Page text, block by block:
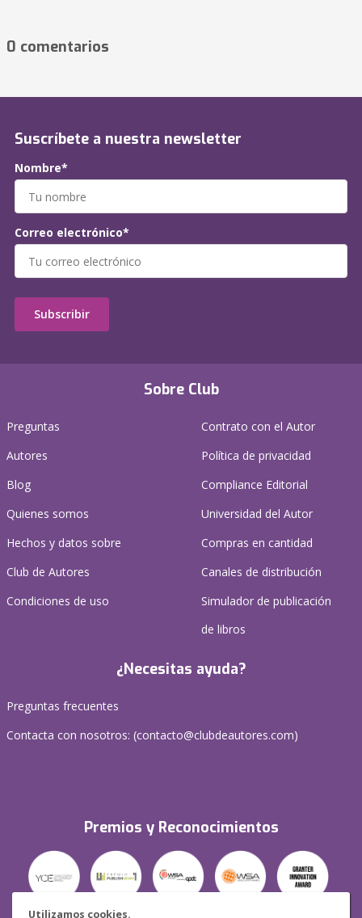
Utilizamos cookies.
0 comentarios
Sobre Club
Preguntas
Autores
Blog
Quienes somos
Hechos y datos sobre
Club de Autores
Condiciones de uso
Contrato con el Autor
Política de privacidad
Compliance Editorial
Universidad del Autor
Compras en cantidad
Canales de distribución
Simulador de publicación
de libros
¿Necesitas ayuda?
Preguntas frecuentes
Contacta con nosotros: (contacto@clubdeautores.com)
Premios y Reconocimientos
Suscríbete a nuestra newsletter
Nombre*
Correo electrónico*
Subscribir